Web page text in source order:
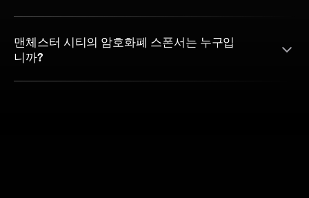
맨체스터 시티의 암호화폐 스폰서는 누구입
니까?